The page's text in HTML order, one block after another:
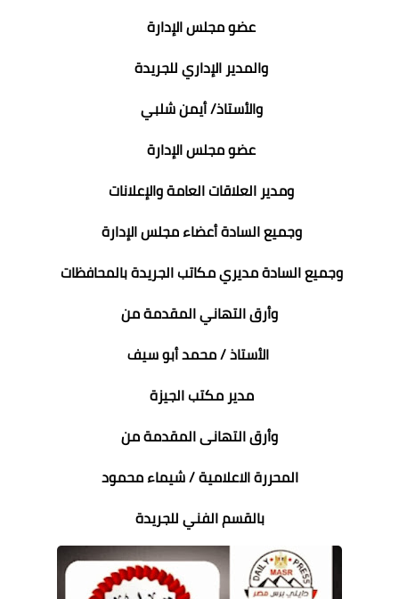
عضو مجلس الإدارة
والمدير الإداري للجريدة
والأستاذ/ أيمن شلبي
عضو مجلس الإدارة
ومدير العلاقات العامة والإعلانات
وجميع السادة أعضاء مجلس الإدارة
وجميع السادة مديري مكاتب الجريدة بالمحافظات
وأرق التهاني المقدمة من
الأستاذ / محمد أبو سيف
مدير مكتب الجيزة
وأرق التهانى المقدمة من
المحررة الاعلامية / شيماء محمود
بالقسم الفني للجريدة